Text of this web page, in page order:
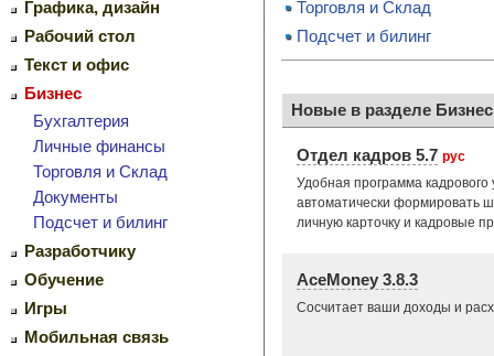
Графика, дизайн
Рабочий стол
Текст и офис
Бизнес
Бухгалтерия
Личные финансы
Торговля и Склад
Документы
Подсчет и билинг
Разработчику
Обучение
Игры
Мобильная связь
Торговля и Склад
Подсчет и билинг
Новые в разделе Бизнес
Отдел кадров 5.7 рус
Удобная программа
автоматически формировать
личную карточку и кадровые
AceMoney 3.8.3
Сосчитает ваши доходы и